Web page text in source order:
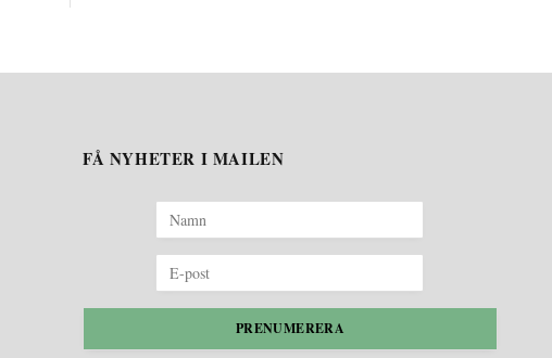
FÅ NYHETER I MAILEN
PRENUMERERA